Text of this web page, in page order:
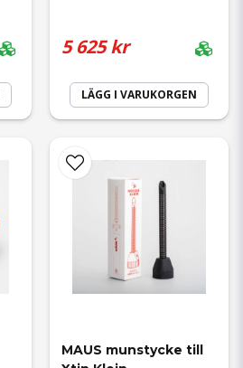
5 625 kr
LÄGG I VARUKORGEN
MAUS munstycke till